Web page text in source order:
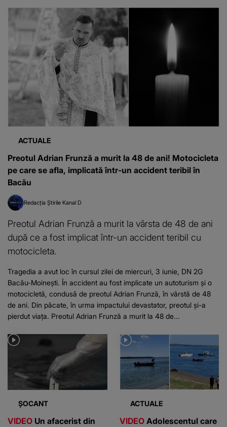
ACTUALE
Preotul Adrian Frunză a murit la 48 de ani! Motocicleta
pe care se afla, implicată într-un accident teribil în
Bacău
Redacția Știrile Kanal D
Preotul Adrian Frunză a murit la vârsta de 48 de ani
după ce a fost implicat într-un accident teribil cu
motocicleta.
Tragedia a avut loc în cursul zilei de miercuri, 3 iunie, DN 2G
Bacău-Moinești. În accident au fost implicate un autoturism și o
motocicletă, condusă de preotul Adrian Frunză, în vârstă de 48
de ani. Din păcate, în urma impactului devastator, preotul și-a
pierdut viața. Preotul Adrian Frunză a murit la 48 de...
ȘOCANT
VIDEO Un afacerist din
ACTUALE
VIDEO Adolescentul care